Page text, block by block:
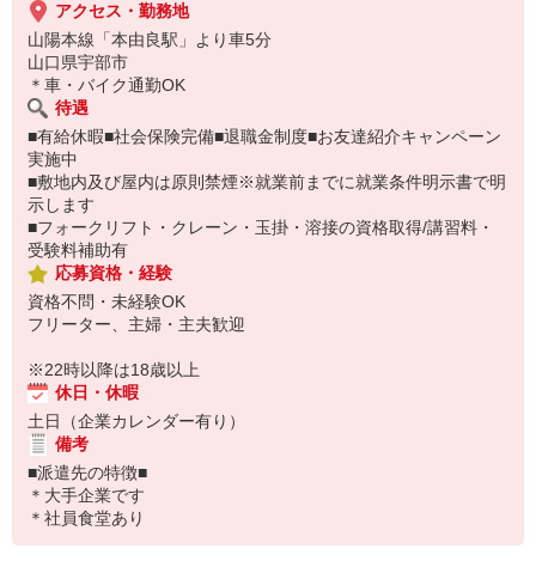
アクセス・勤務地
山陽本線「本由良駅」より車5分
山口県宇部市
＊車・バイク通勤OK
待遇
■有給休暇■社会保険完備■退職金制度■お友達紹介キャンペーン
実施中
■敷地内及び屋内は原則禁煙※就業前までに就業条件明示書で明
示します
■フォークリフト・クレーン・玉掛・溶接の資格取得/講習料・
受験料補助有
応募資格・経験
資格不問・未経験OK
フリーター、主婦・主夫歓迎
※22時以降は18歳以上
休日・休暇
土日（企業カレンダー有り）
備考
■派遣先の特徴■
＊大手企業です
＊社員食堂あり